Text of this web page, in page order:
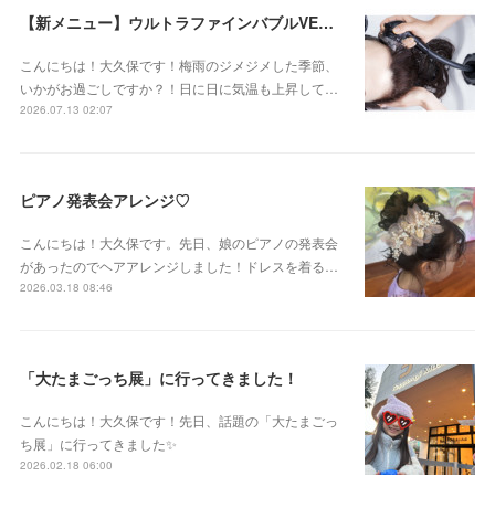
【新メニュー】ウルトラファインバブルVEENA始めました！
こんにちは！大久保です！梅雨のジメジメした季節、
いかがお過ごしですか？！日に日に気温も上昇して…
2026.07.13 02:07
ピアノ発表会アレンジ♡
こんにちは！大久保です。先日、娘のピアノの発表会
があったのでヘアアレンジしました！ドレスを着る…
2026.03.18 08:46
「大たまごっち展」に行ってきました！
こんにちは！大久保です！先日、話題の「大たまごっ
ち展」に行ってきました✨
2026.02.18 06:00